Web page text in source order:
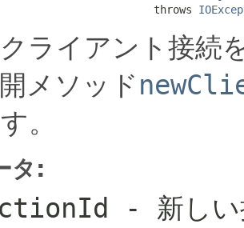
throws
ライアント接続
メソッド
。
タ:
- 新しい